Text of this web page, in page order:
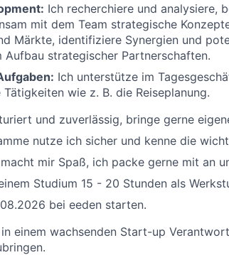
Ich recherchiere und analysiere,
mit dem Team strategische
Märkte, identifiziere Synergien und
Aufbau strategischer Partnerschaften.
Ich unterstütze im
wie z. B. die Reiseplanung.
und zuverlässig, bringe gerne
nutze ich sicher und kenne die
mir Spaß, ich packe gerne mit an
Studium 15 - 20 Stunden als
bei eeden starten.
einem wachsenden Start-up